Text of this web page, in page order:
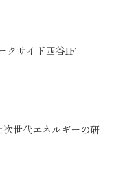
クサイド四谷1F
次世代エネルギーの研